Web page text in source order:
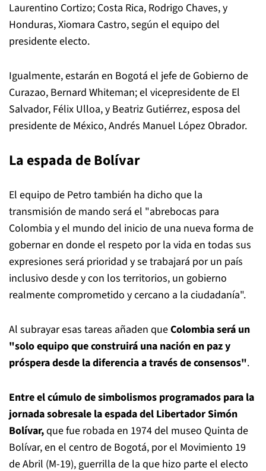
Laurentino Cortizo; Costa Rica, Rodrigo Chaves, y
Honduras, Xiomara Castro, según el equipo del
presidente electo.
Igualmente, estarán en Bogotá el jefe de Gobierno de
Curazao, Bernard Whiteman; el vicepresidente de El
Salvador, Félix Ulloa, y Beatriz Gutiérrez, esposa del
presidente de México, Andrés Manuel López Obrador.
La espada de Bolívar
El equipo de Petro también ha dicho que la
transmisión de mando será el "abrebocas para
Colombia y el mundo del inicio de una nueva forma de
gobernar en donde el respeto por la vida en todas sus
expresiones será prioridad y se trabajará por un país
inclusivo desde y con los territorios, un gobierno
realmente comprometido y cercano a la ciudadanía".
Al subrayar esas tareas añaden queColombia será un
"solo equipo que construirá una nación en paz y
próspera desde la diferencia a través de consensos".
Entre el cúmulo de simbolismos programados para la
jornada sobresale la espada del Libertador Simón
Bolívar,que fue robada en 1974 del museo Quinta de
Bolívar, en el centro de Bogotá, por el Movimiento 19
de Abril (M-19), guerrilla de la que hizo parte el electo